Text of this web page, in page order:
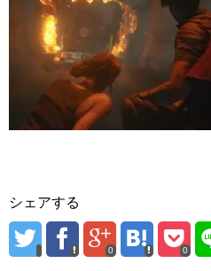
シェアする
0 0